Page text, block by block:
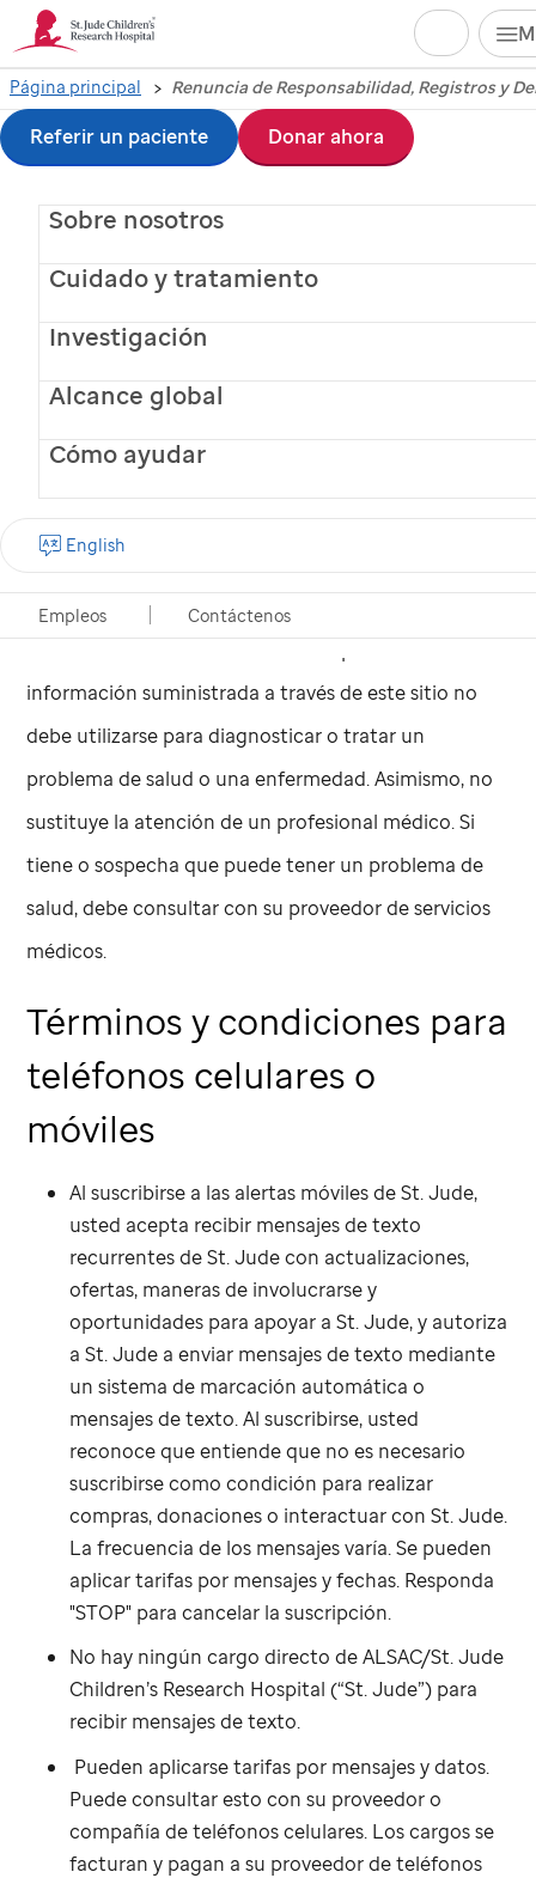
Ir
al
contenido
principalSobre nosotros
Cuidado y tratamiento
Investigación
Alcance global
Cómo ayudar
Empleos Contáctenos
English
Referir un paciente Donar ahora
Buscar
Página principal
Renuncia de
Responsabilidad,
Registros y Derechos
de Autor
Este sitio no proporciona
asesoramiento médico
El sitio web de
informativos únicamente y no proporciona
información suministrada a través de este sitio no
debe utilizarse para diagnosticar o tratar un
problema de salud o una enfermedad. Asimismo, no
sustituye la atención de un profesional médico. Si
tiene o sospecha que puede tener un problema de
salud, debe consultar con su proveedor de servicios
médicos.
Términos y condiciones para
teléfonos celulares o
móviles
Al suscribirse a las alertas móviles deSt. Jude,
usted acepta recibir mensajes de texto
recurrentes deSt. Judecon actualizaciones,
ofertas, maneras de involucrarse y
oportunidades para apoyar aSt. Jude, y autoriza
aSt. Jude a enviar mensajes de texto mediante
un sistema de marcación automática o
mensajes de texto. Al suscribirse, usted
reconoce que entiende que no es necesario
suscribirse como condición para realizar
compras, donaciones o interactuar conSt. Jude.
La frecuencia de los mensajes varía. Se pueden
aplicar tarifas por mensajes y fechas. Responda
"STOP" para cancelar la suscripción.
No hay ningún cargo directo de ALSAC/St. Jude
Children’s Research Hospital (“St. Jude”) para
recibir mensajes de texto.
Pueden aplicarse tarifas por mensajes y datos.
Puede consultar esto con su proveedor o
compañía de teléfonos celulares. Los cargos se
facturan y pagan a su proveedor de teléfonos